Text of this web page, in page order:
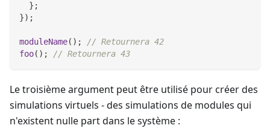
} ;
}) ;
moduleName( ) ;
// Retournera 42
foo( ) ; // Retournera 43
Le troisième argument peut être utilisé pour créer des
simulations virtuels - des simulations de modules qui
n'existent nulle part dans le système :